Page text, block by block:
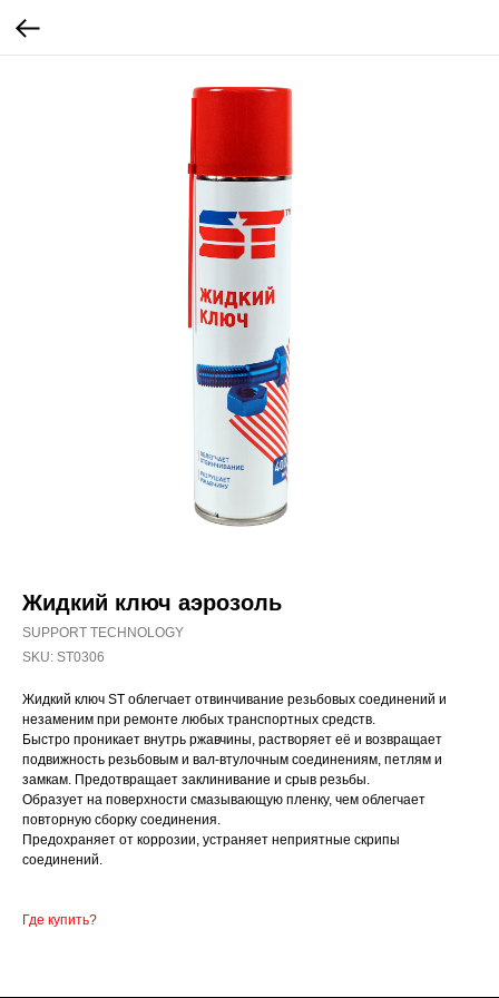
Жидкий ключ аэрозоль
SUPPORT TECHNOLOGY
SKU: ST0306
Жидкий ключ ST облегчает отвинчивание резьбовых соединений и
незаменим при ремонте любых транспортных средств.
Быстро проникает внутрь ржавчины, растворяет её и возвращает
подвижность резьбовым и вал-втулочным соединениям, петлям и
замкам. Предотвращает заклинивание и срыв резьбы.
Образует на поверхности смазывающую пленку, чем облегчает
повторную сборку соединения.
Предохраняет от коррозии, устраняет неприятные скрипы
соединений.
Где купить?